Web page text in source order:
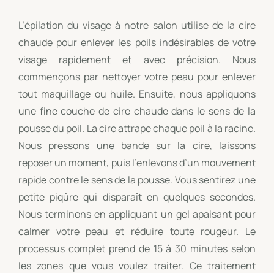
L’épilation du visage à notre salon utilise de la cire
chaude pour enlever les poils indésirables de votre
visage rapidement et avec précision. Nous
commençons par nettoyer votre peau pour enlever
tout maquillage ou huile. Ensuite, nous appliquons
une fine couche de cire chaude dans le sens de la
pousse du poil. La cire attrape chaque poil à la racine.
Nous pressons une bande sur la cire, laissons
reposer un moment, puis l’enlevons d’un mouvement
rapide contre le sens de la pousse. Vous sentirez une
petite piqûre qui disparaît en quelques secondes.
Nous terminons en appliquant un gel apaisant pour
calmer votre peau et réduire toute rougeur. Le
processus complet prend de 15 à 30 minutes selon
les zones que vous voulez traiter. Ce traitement